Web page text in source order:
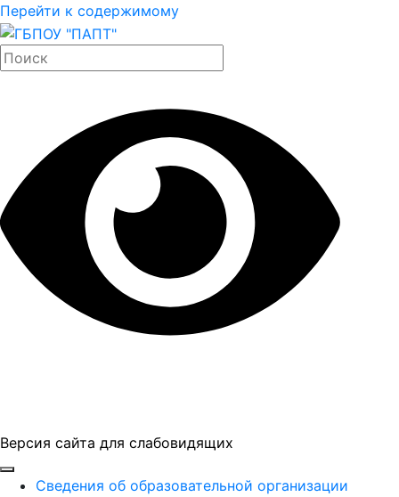
Перейти к содержимому
Версия сайта для слабовидящих
ГБПОУ "ПАПТ"
Сведения об образовательной организации